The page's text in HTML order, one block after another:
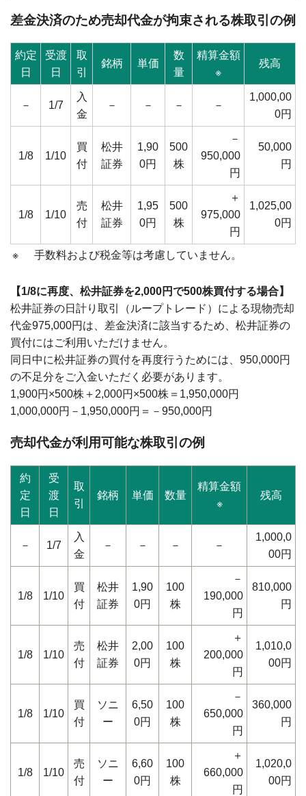
差金決済のため売却代金が拘束される株取引の例
約定
日
受渡
日
取
引
銘柄 単価
数
量
精算金額
※
残高
－ 1/7
入
金
－ － － －
1,000,00
0円
1/8 1/10
買
付
松井
証券
1,90
0円
500
株
－
950,000
円
50,000
円
1/8 1/10
売
付
松井
証券
1,95
0円
500
株
＋
975,000
円
1,025,00
0円
※ 手数料および税金等は考慮していません。
【1/8に再度、松井証券を2,000円で500株買付する場合】
松井証券の日計り取引（ループトレード）による現物売却
代金975,000円は、差金決済に該当するため、松井証券の
買付にはご利用いただけません。
同日中に松井証券の買付を再度行うためには、950,000円
の不足分をご入金いただく必要があります。
1,900円×500株＋2,000円×500株＝1,950,000円
1,000,000円－1,950,000円＝－950,000円
売却代金が利用可能な株取引の例
約
定
日
受
渡
日
取
引
銘柄 単価 数量
精算金額
※
残高
－ 1/7
入
金
－ － － －
1,000,0
00円
1/8 1/10
買
付
松井
証券
1,90
0円
100
株
－
190,000
円
810,000
円
1/8 1/10
売
付
松井
証券
2,00
0円
100
株
＋
200,000
円
1,010,0
00円
1/8 1/10
買
付
ソニ
ー
6,50
0円
100
株
－
650,000
円
360,000
円
1/8 1/10
売
付
ソニ
ー
6,60
0円
100
株
＋
660,000
円
1,020,0
00円